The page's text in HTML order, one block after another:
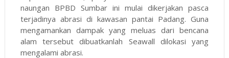
naungan BPBD Sumbar ini mulai dikerjakan pasca
terjadinya abrasi di kawasan pantai Padang. Guna
mengamankan dampak yang meluas dari bencana
alam tersebut dibuatkanlah Seawall dilokasi yang
mengalami abrasi.